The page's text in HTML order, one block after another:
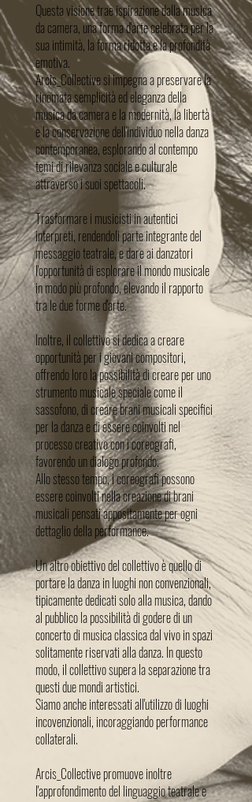
Questa visione trae ispirazione dalla musica
da camera, una forma d'arte celebrata per la
sua intimità, la forma ridotta e la profondità
emotiva.
Arcis_Collective si impegna a preservare la
rinomata semplicità ed eleganza della
musica da camera e la modernità, la libertà
e la conservazione dell'individuo nella danza
contemporanea, esplorando al contempo
temi di rilevanza sociale e culturale
attraverso i suoi spettacoli.
Trasformare i musicisti in autentici
interpreti, rendendoli parte integrante del
messaggio teatrale, e dare ai danzatori
l'opportunità di esplorare il mondo musicale
in modo più profondo, elevando il rapporto
tra le due forme d'arte.
Inoltre, il collettivo si dedica a creare
opportunità per i giovani compositori,
offrendo loro la possibilità di creare per uno
strumento musicale speciale come il
sassofono, di creare brani musicali specifici
per la danza e di essere coinvolti nel
processo creativo con i coreografi,
favorendo un dialogo profondo.
Allo stesso tempo, i coreografi possono
essere coinvolti nella creazione di brani
musicali pensati appositamente per ogni
dettaglio della performance.
Un altro obiettivo del collettivo è quello di
portare la danza in luoghi non convenzionali,
tipicamente dedicati solo alla musica, dando
al pubblico la possibilità di godere di un
concerto di musica classica dal vivo in spazi
solitamente riservati alla danza. In questo
modo, il collettivo supera la separazione tra
questi due mondi artistici.
Siamo anche interessati all'utilizzo di luoghi
incovenzionali, incoraggiando performance
collaterali.
Arcis_Collective promuove inoltre
l'approfondimento del linguaggio teatrale e